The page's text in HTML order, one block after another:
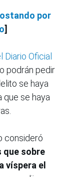
por
]
Diario Oficial
podrán pedir
se haya
que se haya
consideró
que sobre
víspera el